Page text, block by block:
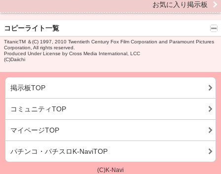
お気に入り掲示板
コピーライト一覧
TitanicTM ＆(C) 1997, 2010 Twentieth Century Fox Film Corporation and Paramount Pictures
Corporation, All rights reserved.
Produced Under License by Cross Media International, LCC
(C)Daiichi
掲示板TOP
コミュニティTOP
マイページTOP
パチンコ・パチスロK-NaviTOP
(C)K-Navi